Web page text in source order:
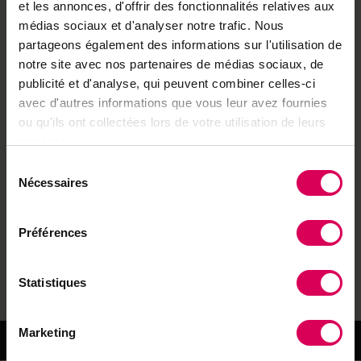
et les annonces, d'offrir des fonctionnalités relatives aux
médias sociaux et d'analyser notre trafic. Nous
partageons également des informations sur l'utilisation de
notre site avec nos partenaires de médias sociaux, de
publicité et d'analyse, qui peuvent combiner celles-ci
avec d'autres informations que vous leur avez fournies
ou qu'ils ont collectées lors de votre utilisation de leurs
Nécessaires
Préférences
Statistiques
Marketing
hivernent désormais en terres vaudoises, faute de
places suffisantes dans les étables d'origine. À
Lausanne, deux artisans proposent des baguettes au
levain fabriquées à partir de farines locales.
Ce numéro célèbre l'innovation agricole et
construire une Suisse plus verte et autosuffisante.
Terre&Nature